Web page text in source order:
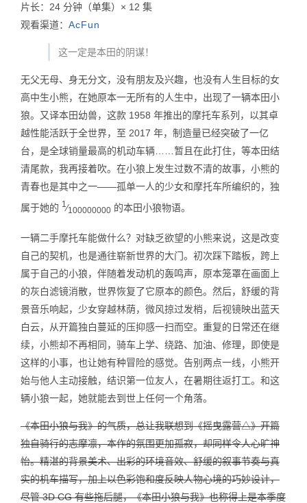
片长：24 分钟（单集）× 12 集
观看渠道： AcFun
这一定是本田的阴谋！
无父无母、身无分文，没有朋友及兴趣，也没有人生目标的女
高中生小熊，在她原本一无所有的人生中，出现了一辆本田小
狼。又译本田幼兽，这款 1958 年推出的摩托车系列，以其卓
越性能活跃于全世界，至 2017 年，制造量已经突破了一亿
台，是全球销量最高的机动车辆……暂且在此打住，等本田结
清尾款，我再接着吹。在小狼上发生过数不清的故事，小熊的
青春也是其中之一——孤单一人的少女和摩托车所编织的，独
属于她的 1 ⁄100000000 的本田小狼物语。
一辆二手摩托车能做什么？对缺乏欲望的小熊来说，这是改变
自己的契机，也是通往崭新世界的大门。初次踩下踏板，跨上
属于自己的小狼，伴随着发动机的轰鸣声，原本笼罩在画面上
的灰白滤镜消散，世界恢复了它原本的颜色。然后，舒缓的背
景音乐响起，少女穿越林荫，微风掠过发梢，后视镜映出蓝天
白云，从开篇独白蔓延的压抑感一扫而空。重复的日常还在继
续，小熊却不再相同，骑车上学、绕路、加油、修理，即使是
这样的小事，也让她有种冒险的感觉。告别两点一线，小熊开
始与他人主动接触，结识第一位友人，在暑期往返打工。和这
辆小狼一起，她就能去到世上任何一个角落。
《本田小狼与我》的气质，总让我联想到《摇曳露营△》开篇
独自骑行的志摩凛，本作的氛围更加孤寂，却同样令人心旷神
怡。精湛的背景美术、出彩的环境音效、舒缓的叙事节奏与真
实的机车描写，加上以色彩饱和度反映人物心境的巧妙设计，
尽管 3D CG 有些拖后腿，《本田小狼与我》也称得上是本季度